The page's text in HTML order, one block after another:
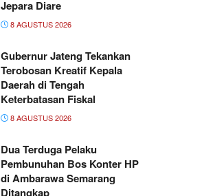
Jepara Diare
8 AGUSTUS 2026
Gubernur Jateng Tekankan
Terobosan Kreatif Kepala
Daerah di Tengah
Keterbatasan Fiskal
8 AGUSTUS 2026
Dua Terduga Pelaku
Pembunuhan Bos Konter HP
di Ambarawa Semarang
Ditangkap